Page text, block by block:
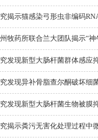
揭示猫感染弓形虫非编码
牧药所联合兰大团队揭示“
发现新型大肠杆菌群体感应
发现异补骨脂查尔酮破坏细
发现新型大肠杆菌生物被膜
揭示粪污无害化处理过程中